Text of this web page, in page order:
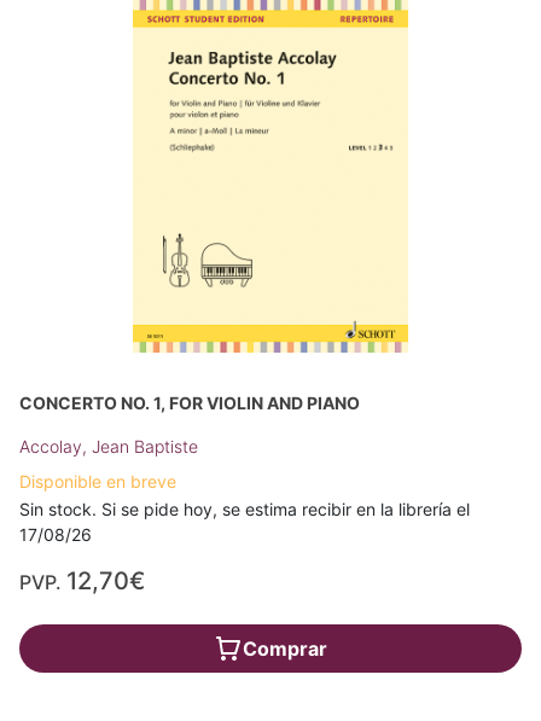
CONCERTO NO. 1, FOR VIOLIN AND PIANO
Accolay, Jean Baptiste
Disponible en breve
Sin stock. Si se pide hoy, se estima recibir en la librería el
17/08/26
PVP. 12,70€
Comprar